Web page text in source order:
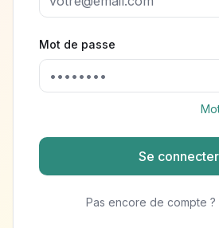
Mot de passe
Se connecter
Pas encore de compte ?